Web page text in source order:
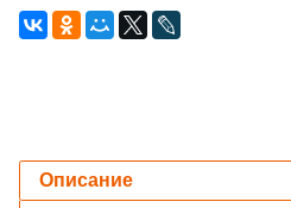
Описание